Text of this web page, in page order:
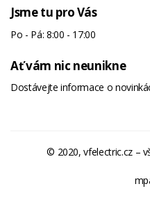
Jsme tu pro Vás
Po - Pá: 8:00 - 17:00
Ať vám nic neunikne
Dostávejte informace o
© 2020, vfelectric.cz –